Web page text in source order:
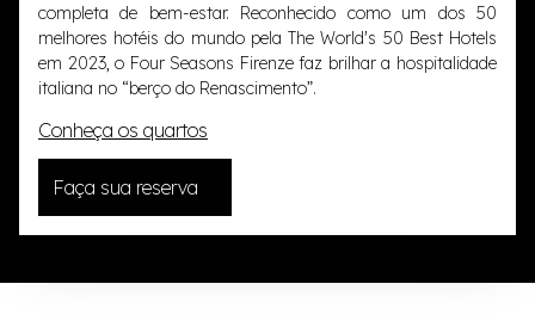
completa de bem-estar. Reconhecido como um dos 50
melhores hotéis do mundo pela The World's 50 Best Hotels
em 2023, o Four Seasons Firenze faz brilhar a hospitalidade
italiana no “berço do Renascimento”.
Conheça os quartos
Faça sua reserva